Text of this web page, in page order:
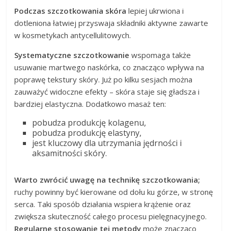
Podczas szczotkowania skóra lepiej ukrwiona i
dotleniona łatwiej przyswaja składniki aktywne zawarte
w kosmetykach antycellulitowych.
Systematyczne szczotkowanie wspomaga także
usuwanie martwego naskórka, co znacząco wpływa na
poprawę tekstury skóry. Już po kilku sesjach można
zauważyć widoczne efekty – skóra staje się gładsza i
bardziej elastyczna. Dodatkowo masaż ten:
pobudza produkcję kolagenu,
pobudza produkcję elastyny,
jest kluczowy dla utrzymania jędrności i
aksamitności skóry.
Warto zwrócić uwagę na technikę szczotkowania;
ruchy powinny być kierowane od dołu ku górze, w stronę
serca. Taki sposób działania wspiera krążenie oraz
zwiększa skuteczność całego procesu pielęgnacyjnego.
Regularne stosowanie tej metody może znacząco